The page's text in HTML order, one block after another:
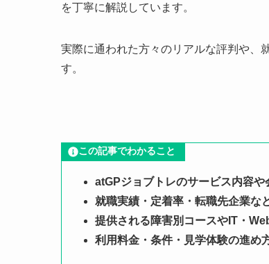
を丁寧に解説しています。
実際に通われた方々のリアルな評判や、
す。
この記事でわかること
atGPジョブトレのサービス内容や
就職実績・定着率・転職先企業な
提供される障害別コースやIT・
利用料金・条件・見学体験の進め